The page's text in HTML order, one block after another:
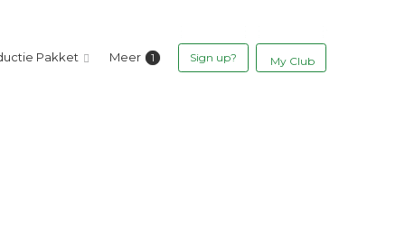
Pakket Meer Sign up? My Club